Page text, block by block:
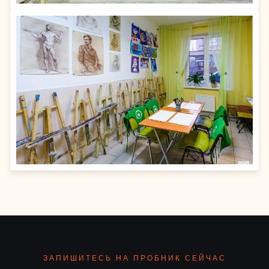
ЗАПИШИТЕСЬ НА ПРОБНИК СЕЙЧАС